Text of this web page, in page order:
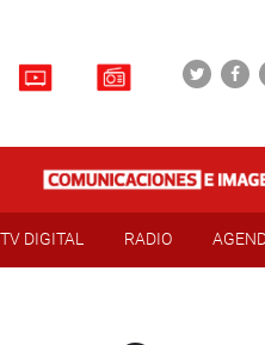
TV DIGITAL RADIO